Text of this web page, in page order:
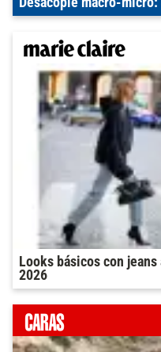
Looks básicos con
2026